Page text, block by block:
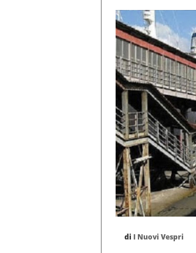
di I Nuovi Vespri